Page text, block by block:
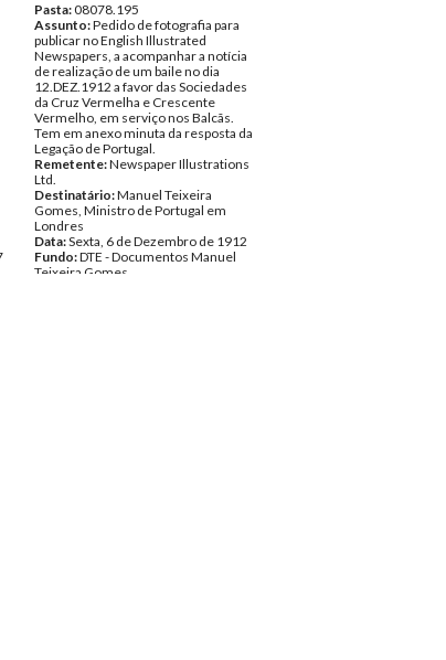
Pasta:08078.195
Assunto:Pedido de fotografia para
publicar no English Illustrated
Newspapers, a acompanhar a notícia
de realização de um baile no dia
12.DEZ.1912 a favor das Sociedades
da Cruz Vermelha e Crescente
Vermelho, em serviço nos Balcãs.
Tem em anexo minuta da resposta da
Legação de Portugal.
Remetente:Newspaper Illustrations
Ltd.
Destinatário:Manuel Teixeira
Gomes, Ministro de Portugal em
Londres
Data:Sexta, 6 de Dezembro de 1912
Fundo:DTE - Documentos Manuel
Teixeira Gomes